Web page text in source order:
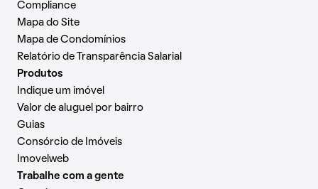
Compliance
Mapa do Site
Mapa de Condomínios
Relatório de Transparência Salarial
Produtos
Indique um imóvel
Valor de aluguel por bairro
Guias
Consórcio de Imóveis
Imovelweb
Trabalhe com a gente